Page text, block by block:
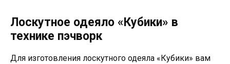
Лоскутное одеяло «Кубики» в
технике пэчворк
Для изготовления лоскутного одеяла «Кубики» вам